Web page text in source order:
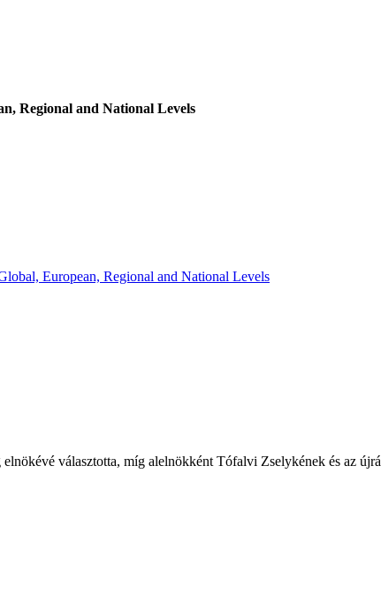
Regional and National Levels
European, Regional and National Levels
választotta, míg alelnökként Tófalvi Zselykének és az